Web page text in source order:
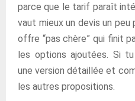
parce que le tarif paraît
vaut mieux un devis un peu
offre “pas chère” qui finit
les options ajoutées. Si
une version détaillée et
les autres propositions.